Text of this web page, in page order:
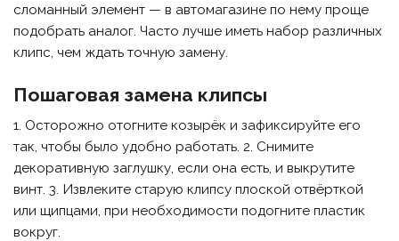
сломанный элемент — в автомагазине по нему проще
подобрать аналог. Часто лучше иметь набор различных
клипс, чем ждать точную замену.
Пошаговая замена клипсы
1. Осторожно отогните козырёк и зафиксируйте его
так, чтобы было удобно работать. 2. Снимите
декоративную заглушку, если она есть, и выкрутите
винт. 3. Извлеките старую клипсу плоской отвёрткой
или щипцами, при необходимости подогните пластик
вокруг.